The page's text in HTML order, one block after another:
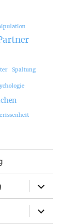
Spaltung
öffnen
öffnen